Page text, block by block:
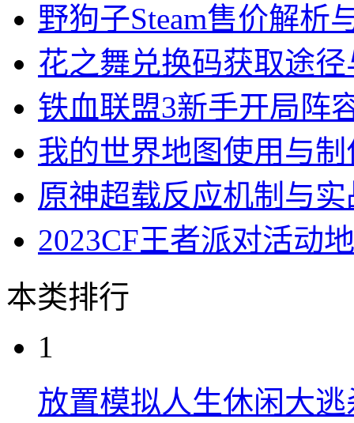
野狗子Steam售价解析
花之舞兑换码获取途
铁血联盟3新手开局阵
我的世界地图使用与
原神超载反应机制与
2023CF王者派对活动
本类排行
1
放置模拟人生休闲大